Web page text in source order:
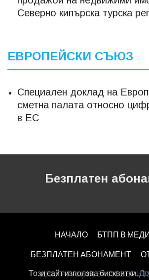
Северно кипърска турска
ЕВРОПЕЙСКИ СЪЮЗ
Специален доклад на
сметна палата относно
в ЕС
Безплатен
НАЧАЛО БТПП В
БЕЗПЛАТЕН AБОНАМЕНТ
ДЕКЛАРАЦИЯ ЗА
Този сайт използва бисквитки.